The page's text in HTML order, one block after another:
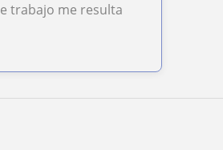
trabajo me resulta